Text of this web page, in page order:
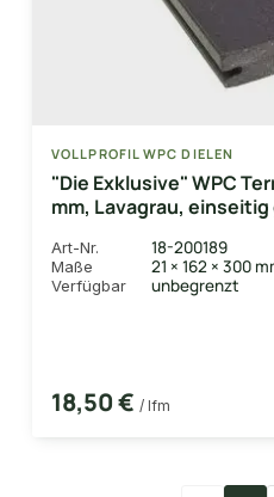
VOLLPROFIL WPC DIELEN
"Die Exklusive" WPC
mm, Lavagrau,
Art-Nr. 18-200189
Maße 21 × 162 × 300
Verfügbar unbegrenzt
18,50 € / lfm